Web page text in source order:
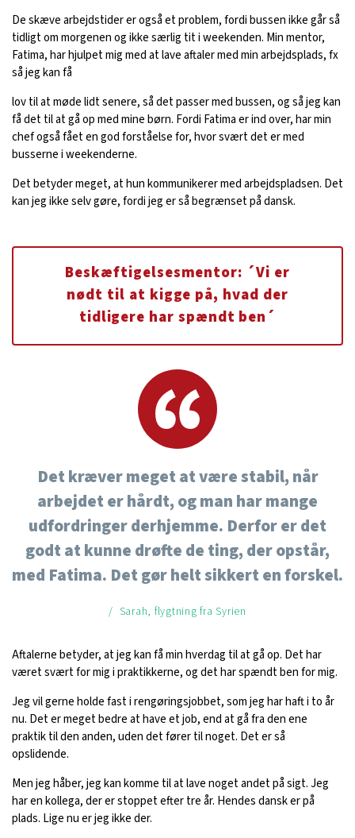
De skæve arbejdstider er også et problem, fordi bussen ikke går så
tidligt om morgenen og ikke særlig tit i weekenden. Min mentor,
Fatima, har hjulpet mig med at lave aftaler med min arbejdsplads, fx
så jeg kan få
lov til at møde lidt senere, så det passer med bussen, og så jeg kan
få det til at gå op med mine børn. Fordi Fatima er ind over, har min
chef også fået en god forståelse for, hvor svært det er med
busserne i weekenderne.
Det betyder meget, at hun kommunikerer med arbejdspladsen. Det
kan jeg ikke selv gøre, fordi jeg er så begrænset på dansk.
Beskæftigelsesmentor: ´Vi er
nødt til at kigge på, hvad der
tidligere har spændt ben´
Det kræver meget at være stabil, når
arbejdet er hårdt, og man har mange
udfordringer derhjemme. Derfor er det
godt at kunne drøfte de ting, der opstår,
med Fatima. Det gør helt sikkert en forskel.
/ Sarah, flygtning fra Syrien
Aftalerne betyder, at jeg kan få min hverdag til at gå op. Det har
været svært for mig i praktikkerne, og det har spændt ben for mig.
Jeg vil gerne holde fast i rengøringsjobbet, som jeg har haft i to år
nu. Det er meget bedre at have et job, end at gå fra den ene
praktik til den anden, uden det fører til noget. Det er så
opslidende.
Men jeg håber, jeg kan komme til at lave noget andet på sigt. Jeg
har en kollega, der er stoppet efter tre år. Hendes dansk er på
plads. Lige nu er jeg ikke der.